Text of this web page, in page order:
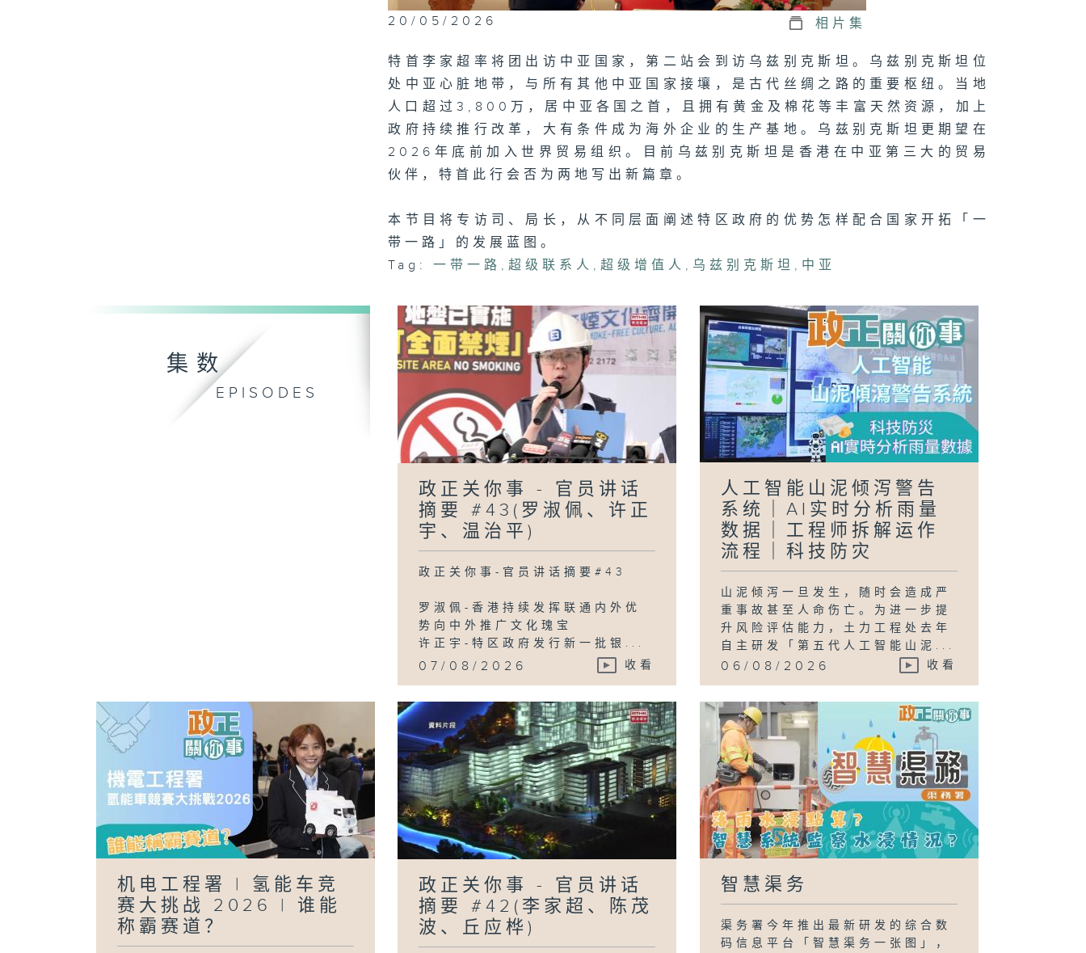
政正关你事：运输
及物流局｜港车北
上＋ 粤车南下
（上）｜香港人自
「港车北上」你试
过未？
政正关你事 - 官
「日行万步」挑战
20/05/2026 相片集
特首李家超率将团出访中亚国家，第二站会到访乌兹别克斯坦。乌兹别克斯坦位
处中亚心脏地带，与所有其他中亚国家接壤，是古代丝绸之路的重要枢纽。当地
人口超过3,800万，居中亚各国之首，且拥有黄金及棉花等丰富天然资源，加上
政府持续推行改革，大有条件成为海外企业的生产基地。乌兹别克斯坦更期望在
2026年底前加入世界贸易组织。目前乌兹别克斯坦是香港在中亚第三大的贸易
伙伴，特首此行会否为两地写出新篇章。
本节目将专访司、局长，从不同层面阐述特区政府的优势怎样配合国家开拓「一
带一路」的发展蓝图。
Tag:
一带一路 ,超级联系人 ,超级增值人 , 乌兹别克斯坦 , 中亚
集数
EPISODES
政正关你事 - 官员讲话
摘要 #43(罗淑佩、许正
宇、温治平)
政正关你事-官员讲话摘要#43
罗淑佩-香港持续发挥联通内外优
势向中外推广文化瑰宝
许正宇-特区政府发行新一批银...
07/08/2026 收看
人工智能山泥倾泻警告
系统｜AI实时分析雨量
数据｜工程师拆解运作
流程｜科技防灾
山泥倾泻一旦发生，随时会造成严
重事故甚至人命伤亡。为进一步提
升风险评估能力，土力工程处去年
自主研发「第五代人工智能山泥...
06/08/2026 收看
机电工程署 | 氢能车竞
赛大挑战 2026 | 谁能
称霸赛道？
政正关你事 - 官员讲话
摘要 #42(李家超、陈茂
波、丘应桦)
智慧渠务
渠务署今年推出最新研发的综合数
码信息平台「智慧渠务一张图」，